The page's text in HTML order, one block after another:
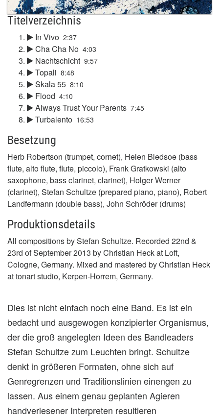
Titelverzeichnis
In Vivo 2:37
Cha Cha No 4:03
Nachtschicht 9:57
Topali 8:48
Skala 55 8:10
Flood 4:10
Always Trust Your Parents 7:45
Turbalento 16:53
Besetzung
Herb Robertson (trumpet, cornet), Helen Bledsoe (bass
flute, alto flute, flute, piccolo), Frank Gratkowski (alto
saxophone, bass clarinet, clarinet), Holger Werner
(clarinet), Stefan Schultze (prepared piano, piano), Robert
Landfermann (double bass), John Schröder (drums)
Produktionsdetails
All compositions by Stefan Schultze. Recorded 22nd &
23rd of September 2013 by Christian Heck at Loft,
Cologne, Germany. Mixed and mastered by Christian Heck
at tonart studio, Kerpen-Horrem, Germany.
Dies ist nicht einfach noch eine Band. Es ist ein
bedacht und ausgewogen konzipierter Organismus,
der die groß angelegten Ideen des Bandleaders
Stefan Schultze zum Leuchten bringt. Schultze
denkt in größeren Formaten, ohne sich auf
Genregrenzen und Traditionslinien einengen zu
lassen. Aus einem genau geplanten Agieren
handverlesener Interpreten resultieren